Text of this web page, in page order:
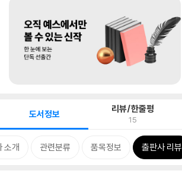
도서정보 리뷰/한줄평
15
소개 관련분류 품목정보 출판사 리뷰